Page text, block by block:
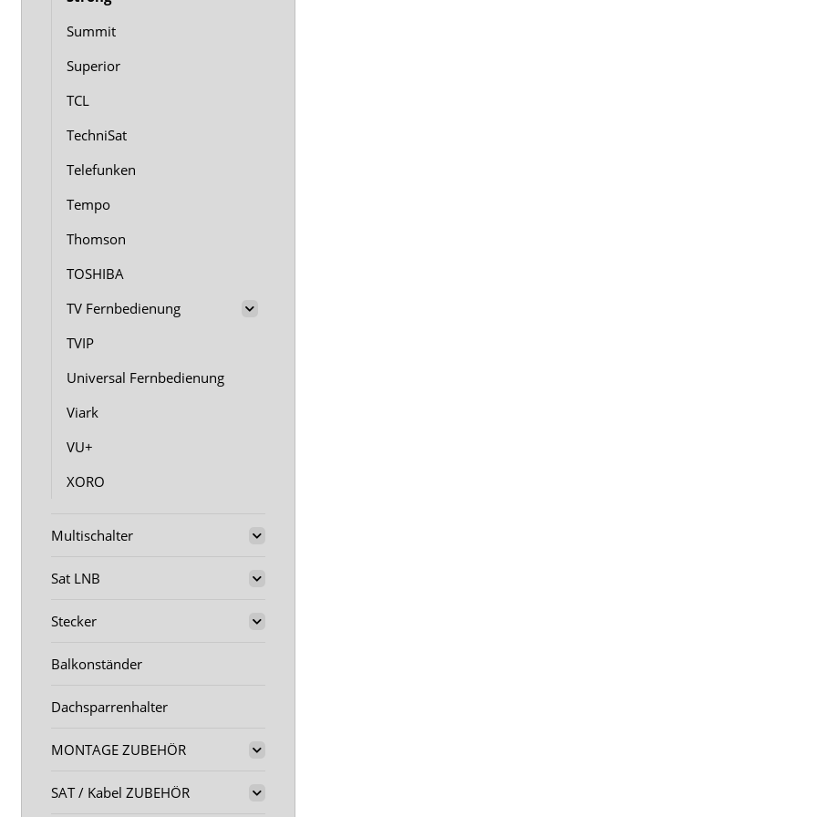
Summit
Superior
TCL
TechniSat
Telefunken
Tempo
Thomson
TOSHIBA
TV Fernbedienung
TVIP
Universal Fernbedienung
Viark
VU+
XORO
Multischalter
Sat LNB
Stecker
Balkonständer
Dachsparrenhalter
MONTAGE ZUBEHÖR
SAT / Kabel ZUBEHÖR